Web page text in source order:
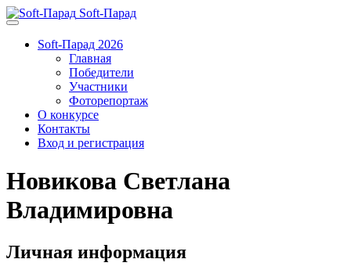
Soft-Парад
Soft-Парад 2026
Главная
Победители
Участники
Фоторепортаж
О конкурсе
Контакты
Вход и регистрация
Новикова Светлана
Владимировна
Личная информация